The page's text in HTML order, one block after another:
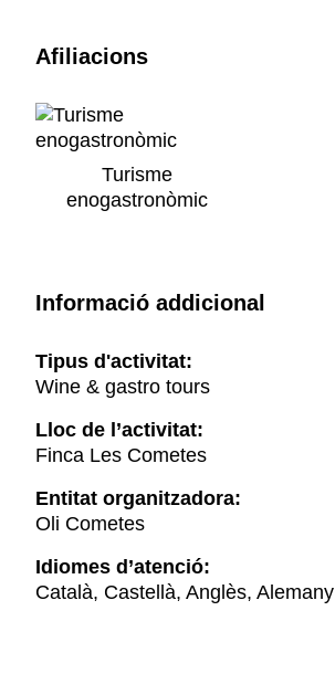
Afiliacions
Turisme
enogastronòmic
Informació addicional
Tipus d'activitat:
Wine & gastro tours
Lloc de l’activitat:
Finca Les Cometes
Entitat organitzadora:
Oli Cometes
Idiomes d’atenció:
Català, Castellà, Anglès, Alemany